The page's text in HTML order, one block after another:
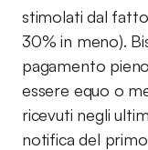
stimolati dal
30% in meno).
pagamento
essere equo o
ricevuti negli
notifica del